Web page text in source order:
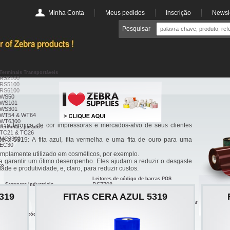
Minha Conta Meus pedidos Inscrição
Pesquisar
Terminais Transportáveis
RS2100
RS5100
RS6100
WS50
WS101
WS301
WT54 & WT64
WT6300
Terminais parados
TC21 & TC26
MC9300
EC30
Scanners Industriais
LI3678
Leitor de código de barras miniatura
Leitores de código de barras POS
DS7708
DS9308
Leitor de código de barras de uso hospitalar
térmica de cor impressoras e mercados-alvo de seus clientes
5319: A fita azul, fita vermelha e uma fita de ouro para uma
utilizado em cosméticos, por exemplo.
garantir um ótimo desempenho. Eles ajudam a reduzir o desgaste
e produtividade, e, claro, para reduzir custos.
FITAS CERA AZUL 5319